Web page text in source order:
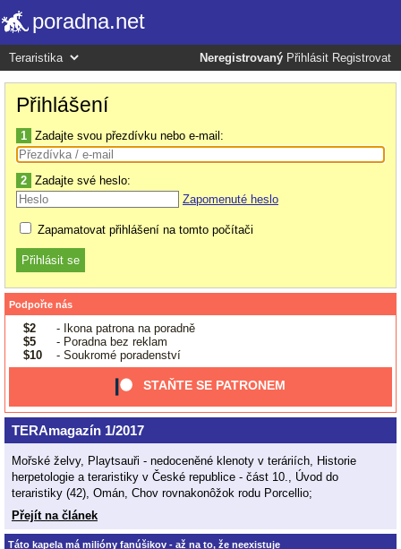
poradna.net
Neregistrovaný Přihlásit Registrovat
Přihlášení
1 Zadajte svou přezdívku nebo e-mail:
2 Zadajte své heslo:
Zapomenuté heslo
Zapamatovat přihlášení na tomto počítači
Podpořte nás
$2
- Ikona patrona na poradně
$5
- Poradna bez reklam
$10
- Soukromé poradenství
STAŇTE SE PATRONEM
TERAmagazín 1/2017
Mořské želvy, Playtsauři - nedoceněné klenoty v teráriích, Historie
herpetologie a teraristiky v České republice - část 10., Úvod do
teraristiky (42), Omán, Chov rovnakonôžok rodu Porcellio;
Přejít na článek
Táto kapela má milióny fanúšikov - až na to, že neexistuje